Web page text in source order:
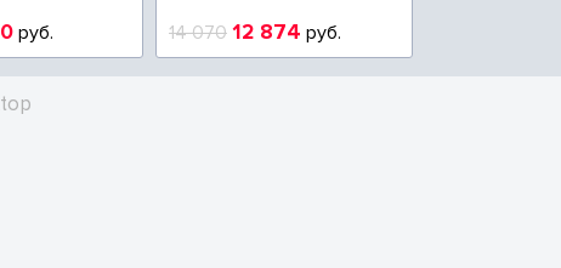
руб. 14 070 12 874 руб.